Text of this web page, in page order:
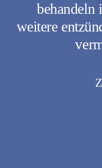
behandeln
weitere